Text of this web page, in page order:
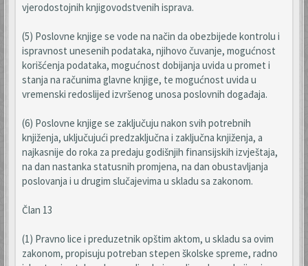
vjerodostojnih knjigovodstvenih isprava.
(5) Poslovne knjige se vode na način da obezbijede kontrolu i
ispravnost unesenih podataka, njihovo čuvanje, mogućnost
korišćenja podataka, mogućnost dobijanja uvida u promet i
stanja na računima glavne knjige, te mogućnost uvida u
vremenski redoslijed izvršenog unosa poslovnih događaja.
(6) Poslovne knjige se zaključuju nakon svih potrebnih
knjiženja, uključujući predzaključna i zaključna knjiženja, a
najkasnije do roka za predaju godišnjih finansijskih izvještaja,
na dan nastanka statusnih promjena, na dan obustavljanja
poslovanja i u drugim slučajevima u skladu sa zakonom.
Član 13
(1) Pravno lice i preduzetnik opštim aktom, u skladu sa ovim
zakonom, propisuju potreban stepen školske spreme, radno